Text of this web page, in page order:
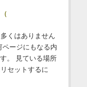
(
くはありません
ージにもなる内
。 見ている場所
セットするに